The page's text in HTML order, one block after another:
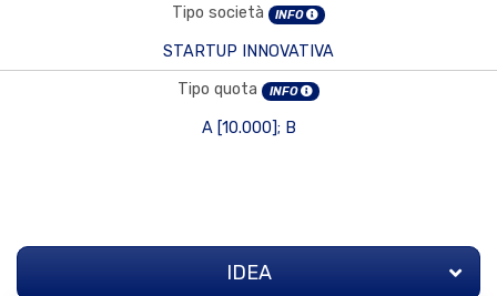
Tipo società
INFO
STARTUP INNOVATIVA
Tipo quota INFO
A [10.000]; B
IDEA